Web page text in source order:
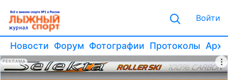
Войти
Новости Форум Фотографии Протоколы
РЕКЛАМА